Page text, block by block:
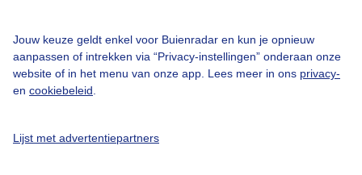
Jouw keuze geldt enkel voor Buienradar en kun je opnieuw
aanpassen of intrekken via “Privacy-instellingen” onderaan onze
website of in het menu van onze app. Lees meer in ons privacy-
en cookiebeleid
Lijst met advertentiepartners
Buienradar Team
Privacy instellingen